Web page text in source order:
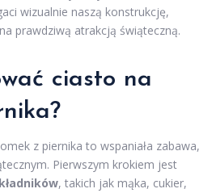
wizualnie naszą konstrukcję,
prawdziwą atrakcją świąteczną.
ciasto na
z piernika to wspaniała zabawa,
Pierwszym krokiem jest
, takich jak mąka, cukier,